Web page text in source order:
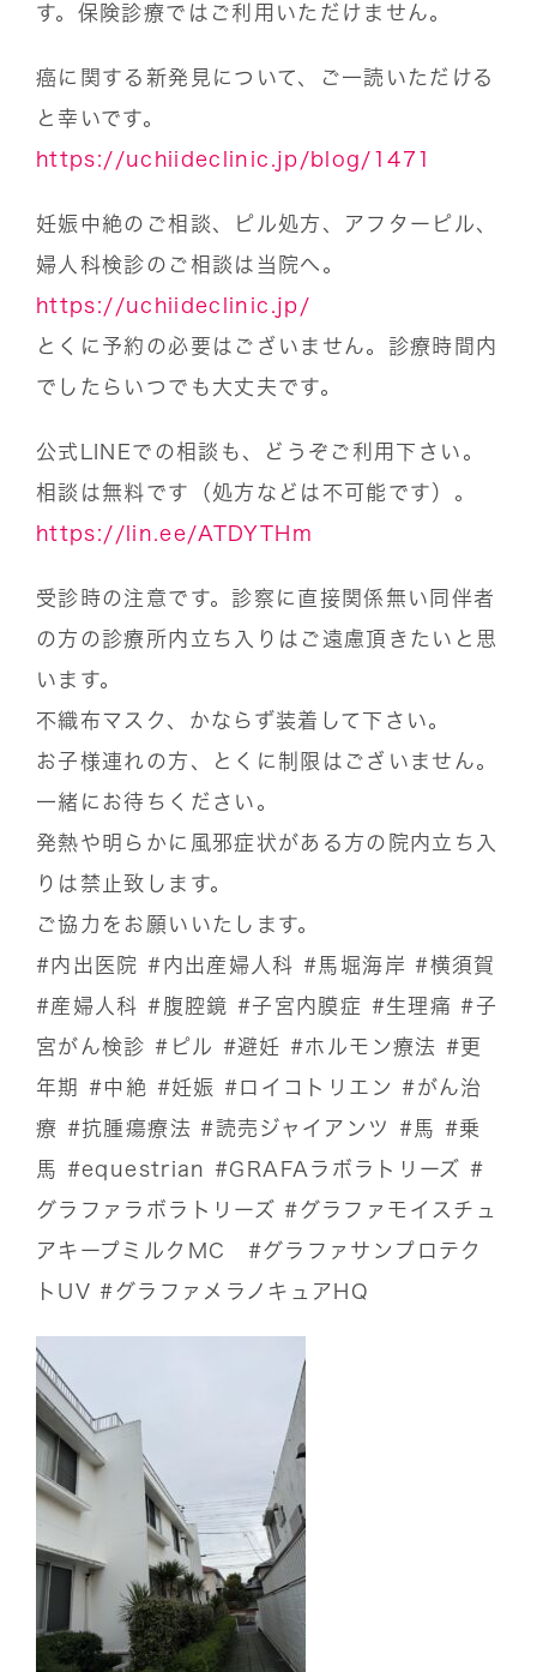
す。保険診療ではご利用いただけません。
癌に関する新発見について、ご一読いただける
と幸いです。
https://uchiideclinic.jp/blog/1471
妊娠中絶のご相談、ピル処方、アフターピル、
婦人科検診のご相談は当院へ。
https://uchiideclinic.jp/
とくに予約の必要はございません。診療時間内
でしたらいつでも大丈夫です。
公式LINEでの相談も、どうぞご利用下さい。
相談は無料です（処方などは不可能です）。
https://lin.ee/ATDYTHm
受診時の注意です。診察に直接関係無い同伴者
の方の診療所内立ち入りはご遠慮頂きたいと思
います。
不織布マスク、かならず装着して下さい。
お子様連れの方、とくに制限はございません。
一緒にお待ちください。
発熱や明らかに風邪症状がある方の院内立ち入
りは禁止致します。
ご協力をお願いいたします。
#内出医院
#内出産婦人科 #馬堀海岸 #横須賀
#産婦人科 #腹腔鏡 #子宮内膜症 #生理痛 #子
宮がん検診 #ピル #避妊 #ホルモン療法 #更
年期
#中絶 #妊娠 #ロイコトリエン #がん治
療 #抗腫瘍療法 #読売ジャイアンツ #馬
#乗
馬
#equestrian #GRAFAラボラトリーズ #
グラファラボラトリーズ #グラファモイスチュ
アキープミルクMC
#グラファサンプロテク
トUV #グラファメラノキュアHQ